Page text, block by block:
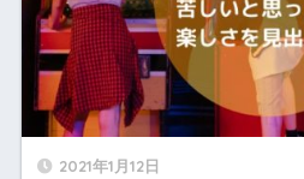
2021年1月12日